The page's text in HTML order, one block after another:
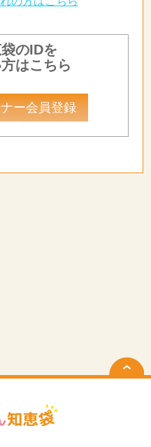
のIDを
はこちら
ー会員登録